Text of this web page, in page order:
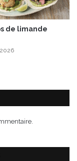
de limande